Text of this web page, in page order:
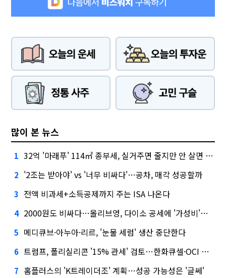
많이 본 뉴스
1 32억 '마래푸' 114㎡ 종부세, 실거주면 줄지만 안 살면 2.5배
2 '2조는 받아야' vs '너무 비싸다'…공차, 매각 성공할까
3 전액 비과세+소득공제까지 주는 ISA 나온다
4 2000원도 비싸다…올리브영, 다이소 공세에 '가성비'로 맞불
5 메디큐브·아누아·리르, '눈물 세럼' 생산 중단한다
6 트럼프, 폴리실리콘 '15% 관세' 검토…한화큐셀·OCI 영향은?
7 홈플러스의 'K트레이더조' 계획…성공 가능성은 '글쎄'